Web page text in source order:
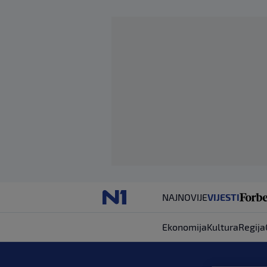
NAJNOVIJEVIJESTI
EkonomijaKulturaRegija